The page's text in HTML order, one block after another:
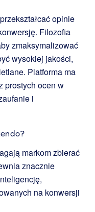
opinie
Filozofia
zmaksymalizować
wysokiej jakości,
Platforma ma
prostych ocen w
i
markom zbierać
znacznie
na konwersji